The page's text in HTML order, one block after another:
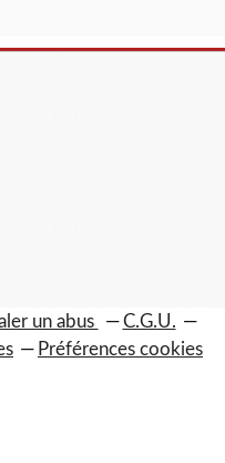
un abus
C.G.U.
Préférences cookies